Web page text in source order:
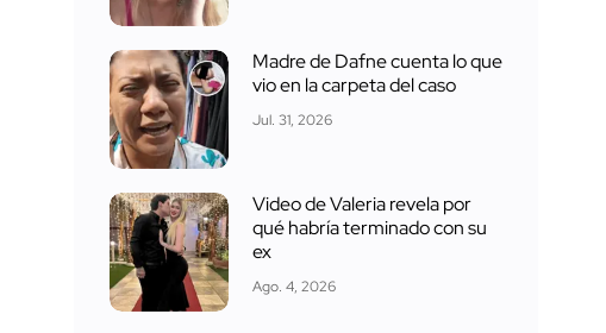
Madre de Dafne cuenta lo que
vio en la carpeta del caso
Jul. 31, 2026
Video de Valeria revela por
qué habría terminado con su
ex
Ago. 4, 2026